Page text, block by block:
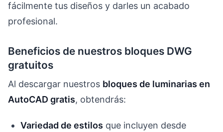
fácilmente tus diseños y darles un acabado
profesional.
Beneficios de nuestros bloques DWG
gratuitos
Al descargar nuestros bloques de luminarias en
AutoCAD gratis, obtendrás:
Variedad de estilos que incluyen desde